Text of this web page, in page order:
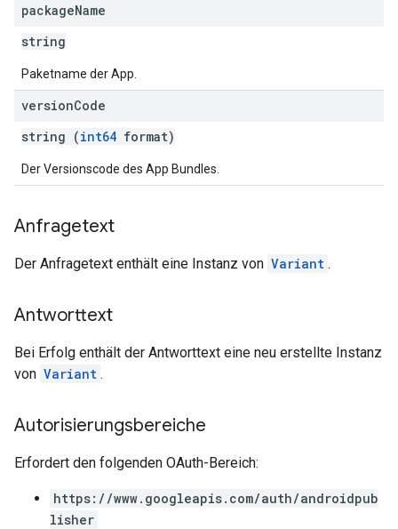
packageName
string
Paketname der App.
versionCode
string (int64 format)
Der Versionscode des App Bundles.
Anfragetext
Der Anfragetext enthält eine Instanz von Variant .
Antworttext
Bei Erfolg enthält der Antworttext eine neu erstellte Instanz
von Variant .
Autorisierungsbereiche
Erfordert den folgenden OAuth-Bereich:
https://www.googleapis.com/auth/androidpub
lisher